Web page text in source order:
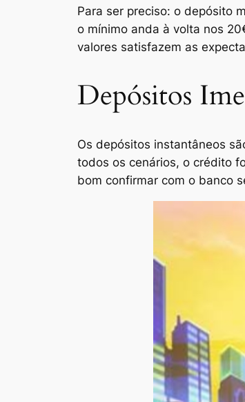
Para ser preciso: o depósito
o mínimo anda à volta nos
valores satisfazem as
Depósitos
Os depósitos instantâneos
todos os cenários, o crédito
bom confirmar com o banco